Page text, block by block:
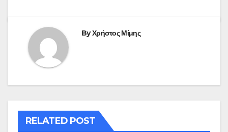
ByΧρήστος Μίμης
RELATED POST